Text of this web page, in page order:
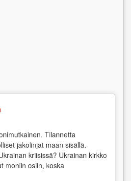
Tilannetta
jakolinjat maan sisällä.
kriisissä? Ukrainan kirkko
moniin osiin, koska